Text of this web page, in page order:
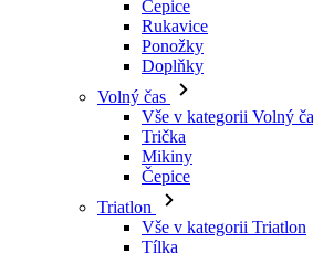
Vše v kategorii Volný čas
Trička
Mikiny
Čepice
Triatlon
Vše v kategorii Triatlon
Tílka
Kombinézy
Kraťasy
Léto 2026
Týmové repliky